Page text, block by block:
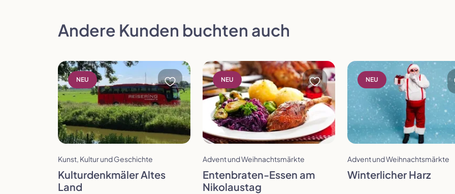
Zur vorherigen Seite in der Slideshow
Dauer wählen
Tagesfahrt
Termin wählen
Andere Kunden buchten auch
NEU
Reise öffnen
Kunst, Kultur und Geschichte
Kulturdenkmäler Altes
Land
NEU
Reise öffnen
Advent und Weihnachtsmärkte
Entenbraten-Essen am
Nikolaustag
NEU
Reise öffnen
Advent und Weihnachtsmärkte
Winterlicher Harz